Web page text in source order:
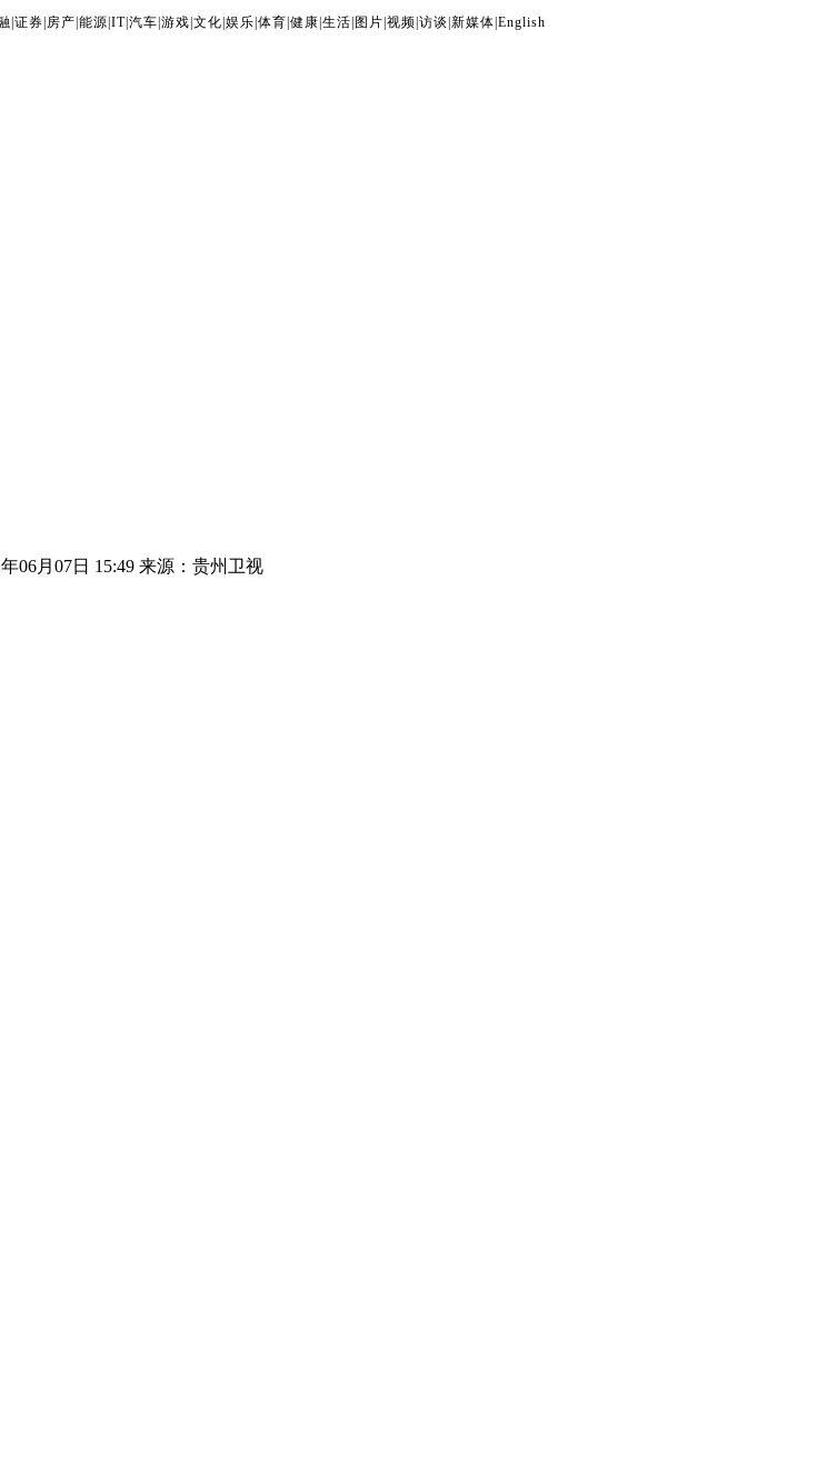
证券 房产 能源 IT| 汽车 游戏 文化 娱乐 体育 健康 生活 图片 视频 访谈 新媒体 English
06月07日 15:49 来源：贵州卫视